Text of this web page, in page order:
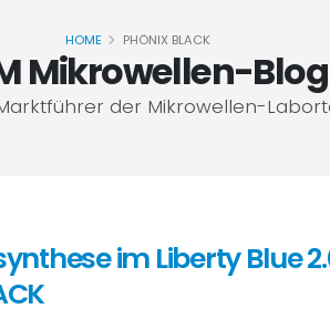
Mikrowellen-Blog
der Mikrowellen-
HOME PHÖNIX BLACK
im Liberty Blue